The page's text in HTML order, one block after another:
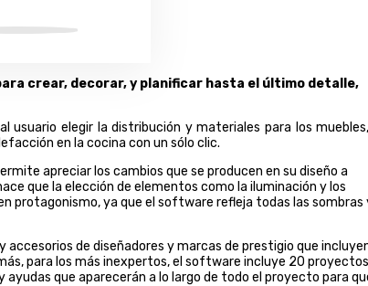
crear, decorar, y planificar hasta el último detalle,
elegir la distribución y materiales para los
en la cocina con un sólo clic.
apreciar los cambios que se producen en su diseño a
que la elección de elementos como la iluminación y los
protagonismo, ya que el software refleja todas las sombras
de diseñadores y marcas de prestigio que
para los más inexpertos, el software incluye 20 proyectos
que aparecerán a lo largo de todo el proyecto para